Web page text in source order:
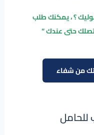
؟ ، يمكنك طلب
حتى عندك “
من شفاء
للحامل